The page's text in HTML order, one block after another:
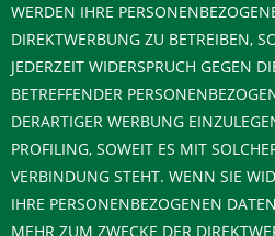
WERDEN IHRE
DIREKTWERBUNG ZU BETREIBEN,
JEDERZEIT WIDERSPRUCH GEGEN
BETREFFENDER
DERARTIGER WERBUNG
PROFILING, SOWEIT ES MIT
VERBINDUNG STEHT. WENN SIE
IHRE PERSONENBEZOGENEN
MEHR ZUM ZWECKE DER